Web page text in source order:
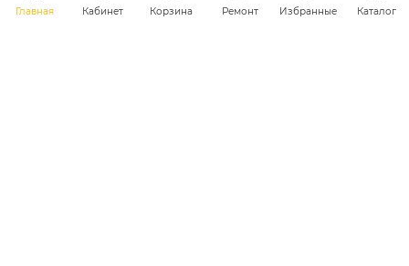
Главная Кабинет Корзина Ремонт Избранные Каталог